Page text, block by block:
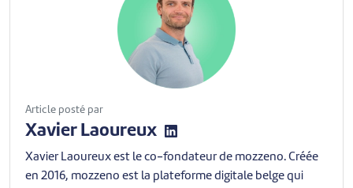
Article posté par
Xavier Laoureux
Xavier Laoureux est le co-fondateur de mozzeno. Créée
en 2016, mozzeno est la plateforme digitale belge qui